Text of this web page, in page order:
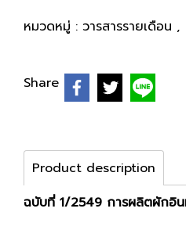
หมวดหมู่ : วารสารรายเดือน ,
Share
Product description
ฉบับที่ 1/2549 การผลิตผักอิ